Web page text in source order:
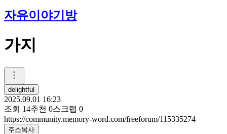
자유이야기방
가지
delightful
2025.09.01 16:23
조회 14추천 0스크랩 0
https://community.memory-word.com/freeforum/115335274
주소복사